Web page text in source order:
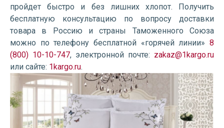
пройдет быстро и без лишних хлопот. Получить
бесплатную консультацию по вопросу доставки
товара в Россию и страны Таможенного Союза
можно по телефону бесплатной «горячей линии» 8
(800) 10-10-747, электронной почте: zakaz@1kargo.ru
или сайте: 1kargo.ru.